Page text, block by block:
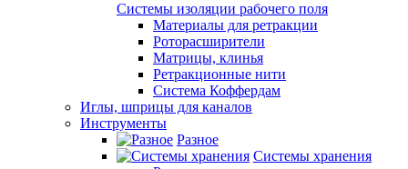
Системы изоляции рабочего поля
Материалы для ретракции
Роторасширители
Матрицы, клинья
Ретракционные нити
Система Коффердам
Иглы, шприцы для каналов
Инструменты
Разное
Системы хранения